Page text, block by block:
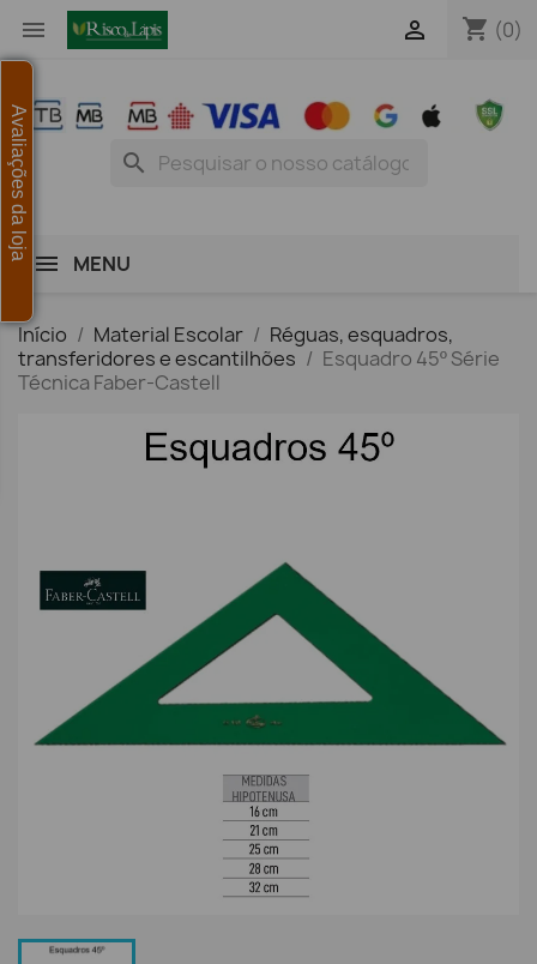
 shopping_cart (0)

search
MENU
Início Material Escolar
Réguas, esquadros,
transferidores e escantilhões
Esquadro 45º Série
Técnica Faber-Castell
Avaliações da loja